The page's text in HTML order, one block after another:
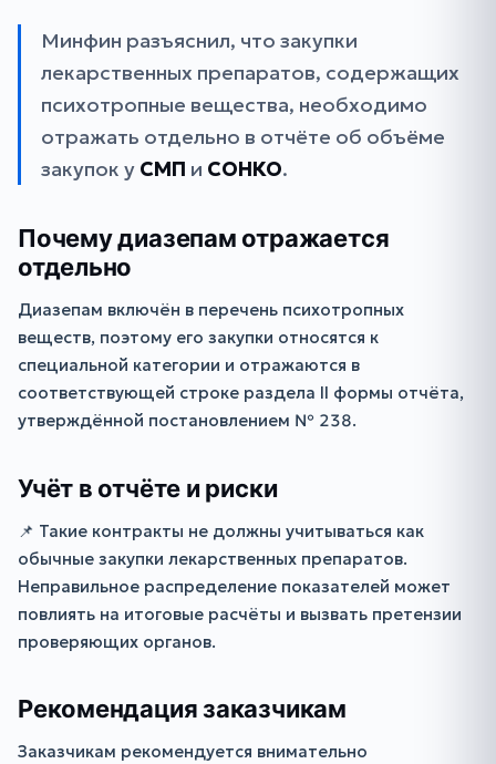
Минфин разъяснил, что закупки
лекарственных препаратов, содержащих
психотропные вещества, необходимо
отражать отдельно в отчёте об объёме
закупок у СМП и СОНКО.
Почему диазепам отражается
отдельно
Диазепам включён в перечень психотропных
веществ, поэтому его закупки относятся к
специальной категории и отражаются в
соответствующей строке раздела II формы отчёта,
утверждённой постановлением № 238.
Учёт в отчёте и риски
📌 Такие контракты не должны учитываться как
обычные закупки лекарственных препаратов.
Неправильное распределение показателей может
повлиять на итоговые расчёты и вызвать претензии
проверяющих органов.
Рекомендация заказчикам
Заказчикам рекомендуется внимательно